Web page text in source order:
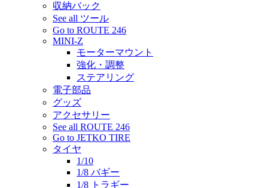
収納バック
See all ツール
Go to ROUTE 246
MINI-Z
モーターマウント
強化・調整
ステアリング
電子部品
グッズ
アクセサリー
See all ROUTE 246
Go to JETKO TIRE
タイヤ
1/10
1/8 バギー
1/8 トラギー